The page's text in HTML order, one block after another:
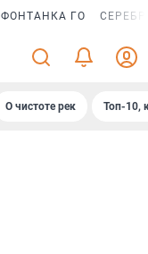
ФОНТАНКА ГО
О чистоте рек Топ-10,